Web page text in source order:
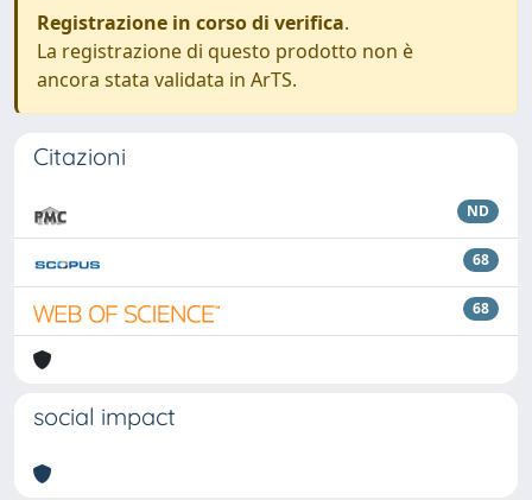
Registrazione in corso di verifica.
La registrazione di questo prodotto non è
ancora stata validata in ArTS.
Citazioni
ND
68
68
social impact